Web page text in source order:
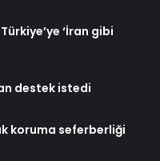
‘İran gibi
destek istedi
koruma seferberliği